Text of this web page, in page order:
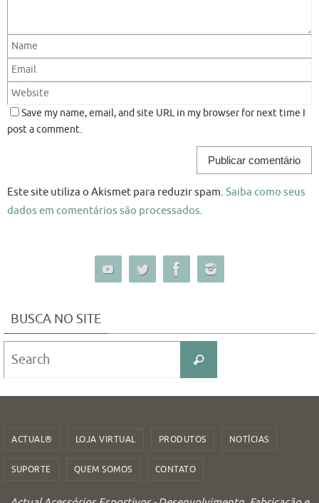
Save my name, email, and site URL in my browser for next time I
post a comment.
Este site utiliza o Akismet para reduzir spam. Saiba como seus
dados em comentários são processados.
BUSCA NO SITE
Search
ACTUAL® LOJA VIRTUAL PRODUTOS NOTÍCIAS
SUPORTE QUEM SOMOS CONTATO